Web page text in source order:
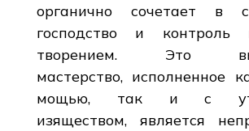
органично сочетает в
господство и
творением. Это
мастерство, исполненное
мощью, так и с
изяществом, является